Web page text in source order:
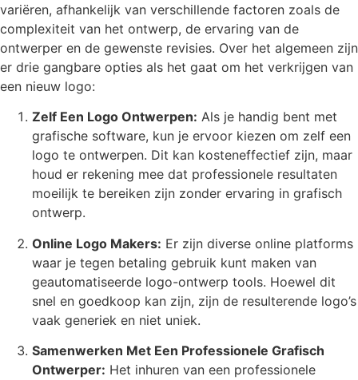
variëren, afhankelijk van verschillende factoren zoals de
complexiteit van het ontwerp, de ervaring van de
ontwerper en de gewenste revisies. Over het algemeen zijn
er drie gangbare opties als het gaat om het verkrijgen van
een nieuw logo:
Zelf Een Logo Ontwerpen: Als je handig bent met
grafische software, kun je ervoor kiezen om zelf een
logo te ontwerpen. Dit kan kosteneffectief zijn, maar
houd er rekening mee dat professionele resultaten
moeilijk te bereiken zijn zonder ervaring in grafisch
ontwerp.
Online Logo Makers: Er zijn diverse online platforms
waar je tegen betaling gebruik kunt maken van
geautomatiseerde logo-ontwerp tools. Hoewel dit
snel en goedkoop kan zijn, zijn de resulterende logo’s
vaak generiek en niet uniek.
Samenwerken Met Een Professionele Grafisch
Ontwerper: Het inhuren van een professionele